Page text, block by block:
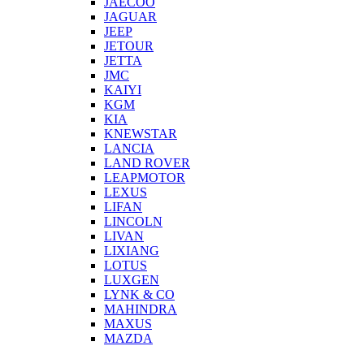
JAGUAR
JEEP
JETOUR
JETTA
JMC
KAIYI
KGM
KIA
KNEWSTAR
LANCIA
LAND ROVER
LEAPMOTOR
LEXUS
LIFAN
LINCOLN
LIVAN
LIXIANG
LOTUS
LUXGEN
LYNK & CO
MAHINDRA
MAXUS
MAZDA